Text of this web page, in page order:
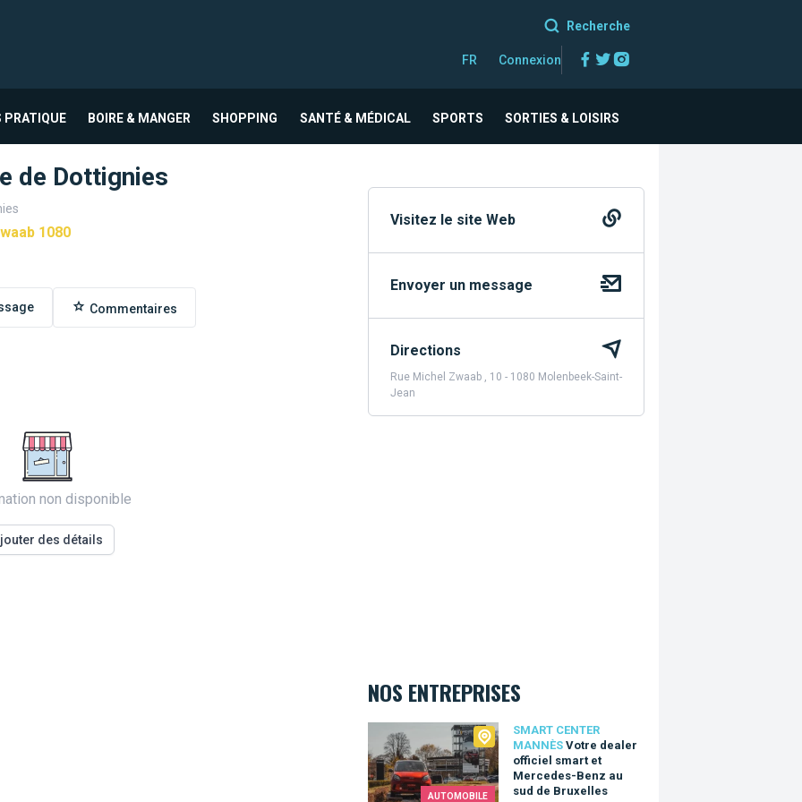
Recherche
FR Connexion Facebook
Twitter
PRATIQUE BOIRE & MANGER SHOPPING SANTÉ & MÉDICAL SPORTS SORTIES & LOISIRS
de Dottignies
1080
Commentaires
non disponible
des détails
Visitez le site Web
Envoyer un message
Directions
Rue Michel Zwaab , 10 - 1080 Molenbeek-Saint-
Jean
NOS ENTREPRISES
AUTOMOBILE
SMART CENTER
MANNÈS Votre dealer
officiel smart et
Mercedes-Benz au
sud de Bruxelles
Smart Center Mannès